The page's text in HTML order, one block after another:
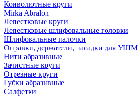
Конволютные круги
Mirka Abralon
Лепестковые круги
Лепестковые шлифовальные головки
Шлифовальные палочки
Оправки, держатели, насадки для УШМ
Нити абразивные
Зачистные круги
Отрезные круги
Губки абразивные
Салфетки